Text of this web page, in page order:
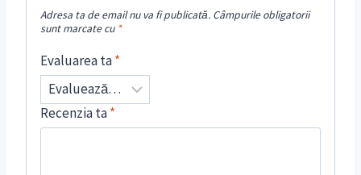
Adresa ta de email nu va fi publicată. Câmpurile obligatorii
sunt marcate cu *
Evaluarea ta*
Recenzia ta*